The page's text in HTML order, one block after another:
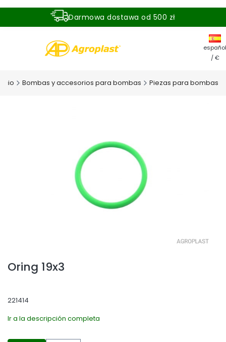
Darmowa dostawa od 500 zł
español
/ €
Bombas y accesorios para bombas Piezas para bombas
Oring 19x3
221414
Ir a la descripción completa